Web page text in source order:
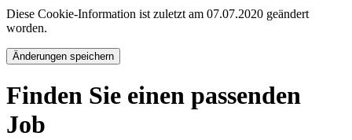
Diese Cookie-Information ist zuletzt am 07.07.2020 geändert
worden.
Änderungen speichern
Finden Sie einen passenden
Job